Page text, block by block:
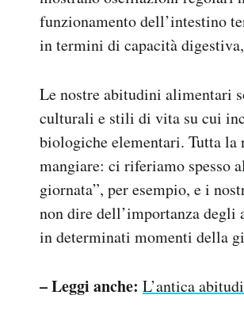
funzionamento dell’intestino
in termini di capacità
Le nostre abitudini alimentari
culturali e stili di vita su cui
biologiche elementari. Tutta la
mangiare: ci riferiamo spesso
giornata”, per esempio, e i
non dire dell’importanza
in determinati momenti della
– Leggi anche: L’antica